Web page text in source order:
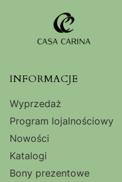
Linki w stopce
INFORMACJE
Wyprzedaż
Program lojalnościowy
Nowości
Katalogi
Bony prezentowe